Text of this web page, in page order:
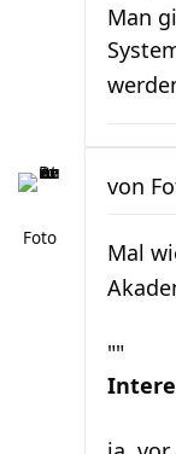
Man
Foto
von
Mal
""